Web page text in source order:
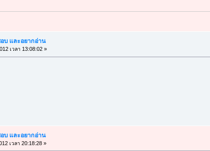
บ และอยากอ่าน
เวลา 13:08:02 »
บ และอยากอ่าน
เวลา 20:18:28 »